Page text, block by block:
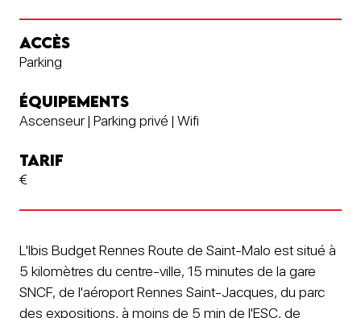
ACCÈS
Parking
ÉQUIPEMENTS
Ascenseur | Parking privé | Wifi
TARIF
€
L'Ibis Budget Rennes Route de Saint-Malo est situé à
5 kilomètres du centre-ville, 15 minutes de la gare
SNCF, de l'aéroport Rennes Saint-Jacques, du parc
des expositions, à moins de 5 min de l'ESC, de